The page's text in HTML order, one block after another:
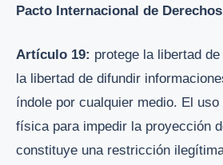
Pacto Internacional de
Artículo 19: protege la libertad
la libertad de difundir
índole por cualquier medio. El
física para impedir la proyección
constituye una restricción